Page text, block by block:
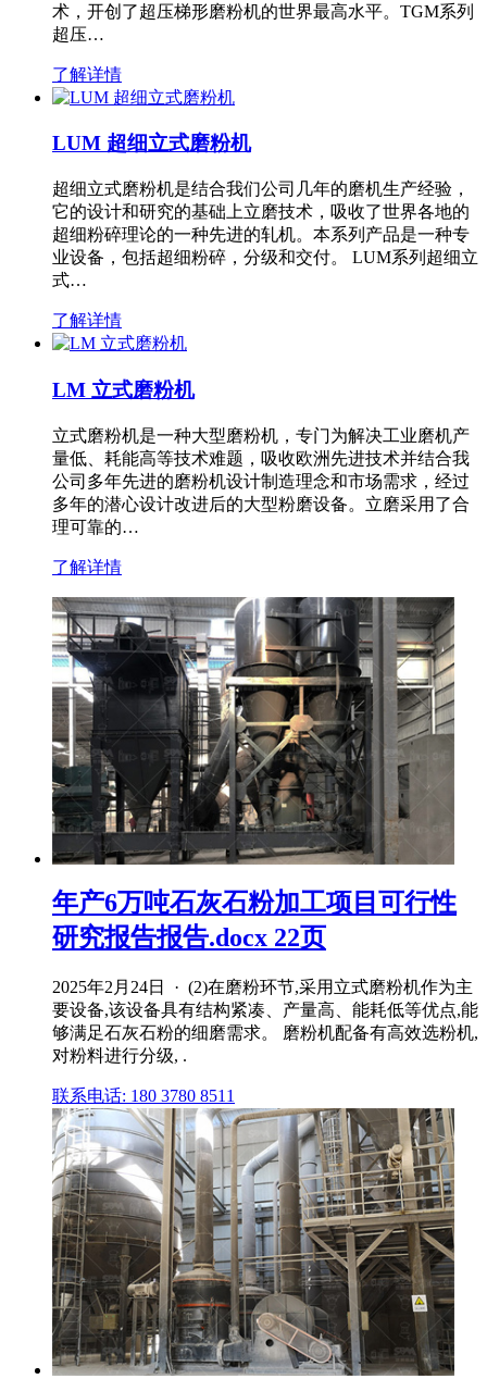
术，开创了超压梯形磨粉机的世界最高水平。TGM系列
超压…
了解详情
LUM 超细立式磨粉机
超细立式磨粉机是结合我们公司几年的磨机生产经验，
它的设计和研究的基础上立磨技术，吸收了世界各地的
超细粉碎理论的一种先进的轧机。本系列产品是一种专
业设备，包括超细粉碎，分级和交付。 LUM系列超细立
式…
了解详情
LM 立式磨粉机
立式磨粉机是一种大型磨粉机，专门为解决工业磨机产
量低、耗能高等技术难题，吸收欧洲先进技术并结合我
公司多年先进的磨粉机设计制造理念和市场需求，经过
多年的潜心设计改进后的大型粉磨设备。立磨采用了合
理可靠的…
了解详情
年产6万吨石灰石粉加工项目可行性
研究报告报告.docx 22页
2025年2月24日 · (2)在磨粉环节,采用立式磨粉机作为主
要设备,该设备具有结构紧凑、产量高、能耗低等优点,能
够满足石灰石粉的细磨需求。 磨粉机配备有高效选粉机,
对粉料进行分级, .
联系电话: 180 3780 8511